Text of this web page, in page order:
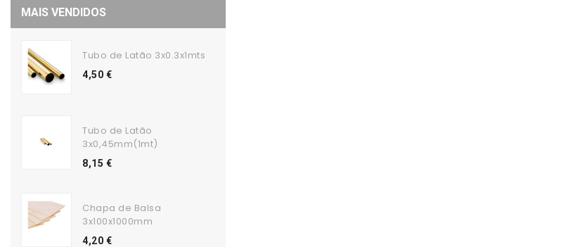
MAIS VENDIDOS
Tubo de Latão 3x0.3x1mts
4,50 €
Tubo de Latão
3x0,45mm(1mt)
8,15 €
Chapa de Balsa
3x100x1000mm
4,20 €